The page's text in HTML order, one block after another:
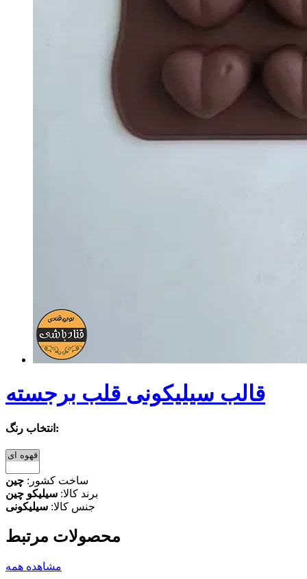
قالب سیلیکونی قلب برجسته
انتخاب رنگ:
ساخت کشور: چین
برند کالا: سیلیکو چین
جنس کالا: سیلیکونی
محصولات مرتبط
مشاهده همه